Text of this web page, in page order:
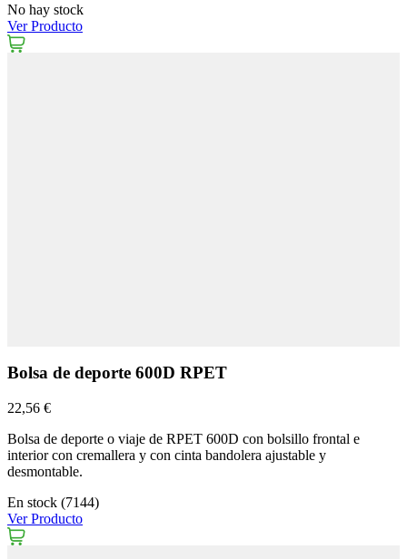
No hay stock
Ver Producto
Bolsa de deporte 600D RPET
22,56 €
Bolsa de deporte o viaje de RPET 600D con bolsillo frontal e
interior con cremallera y con cinta bandolera ajustable y
desmontable.
En stock (7144)
Ver Producto